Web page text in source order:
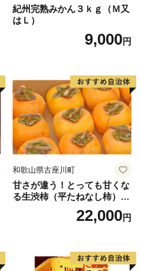
紀州完熟みかん３ｋｇ（Ｍ又
はＬ）
9,000円
和歌山県古座川町
甘さが違う！とっても甘くな
る生渋柿（平たねなし柿）吊
ップ付約4.5～5kg 約24～30
22,000円